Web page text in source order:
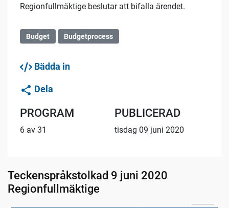
Regionfullmäktige beslutar att bifalla ärendet.
Budget Budgetprocess
Bädda in
Dela
PROGRAM
6 av 31
PUBLICERAD
tisdag 09 juni 2020
Teckenspråkstolkad 9 juni 2020
Regionfullmäktige